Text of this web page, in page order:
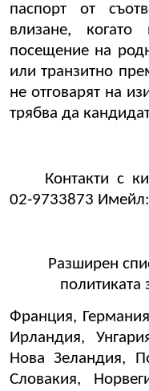
паспорт от
влизане,
посещение на
или транзитно
не отговарят на
трябва да
Контакти с
02-9733873
Разширен
политиката
Франция,
Ирландия,
Нова Зеландия,
Словакия,